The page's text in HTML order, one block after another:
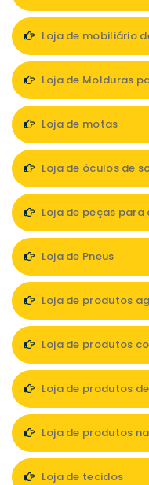
Loja de mobiliário
Loja de Molduras
Loja de motas
Loja de óculos de
Loja de peças
Loja de Pneus
Loja de produtos
Loja de produtos
Loja de produtos
Loja de produtos
Loja de tecidos